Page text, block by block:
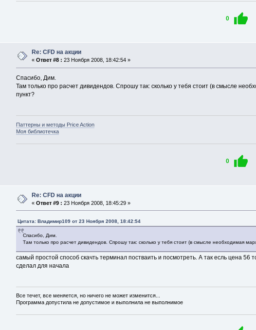
0
Re: CFD на акции
«Ответ #8 : 23 Ноября 2008, 18:42:54 »
Спасибо, Дим.
Там только про расчет дивидендов. Спрошу так: сколько у тебя стоит (в смысле
пункт?
Паттерны и методы Price Action
Моя библиотечка
0
Re: CFD на акции
«Ответ #9 : 23 Ноября 2008, 18:45:29 »
Цитата: Владимир109 от 23 Ноября 2008, 18:42:54
Спасибо, Дим.
Там только про расчет дивидендов. Спрошу так: сколько у тебя стоит (в смысле необходимая
самый простой способ скачть терминал постваить и посмотреть. А так есль цена
сделал для начала
Все течет, все меняется, но ничего не может изменится...
Программа допустила не допустимое и выполнила не выполнимое